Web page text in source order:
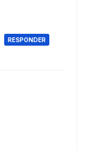
RESPONDER